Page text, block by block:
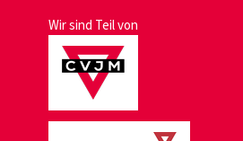
Wir sind Teil von